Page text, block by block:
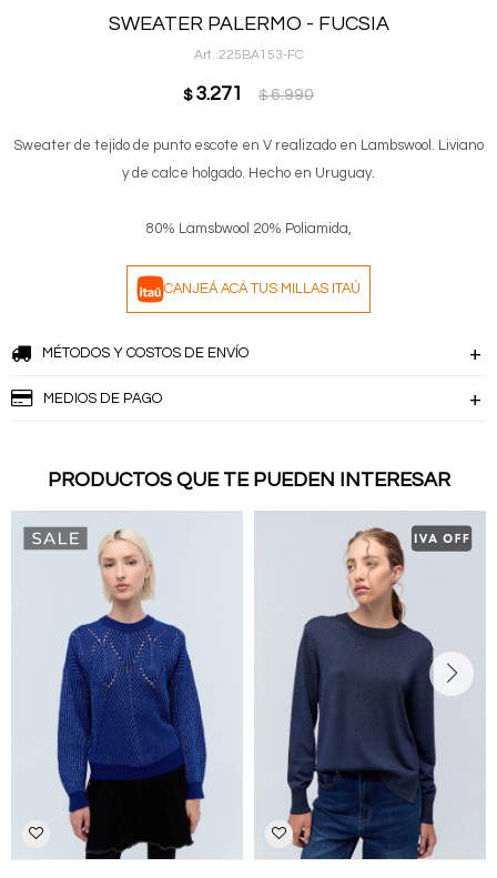
SWEATER PALERMO - FUCSIA
225BA153-FC
$ 3.271 $ 6.990
Sweater de tejido de punto escote en V realizado en Lambswool. Liviano
y de calce holgado. Hecho en Uruguay.
80% Lamsbwool 20% Poliamida,
CANJEÁ ACÁ TUS MILLAS ITAÚ
MÉTODOS Y COSTOS DE ENVÍO
MEDIOS DE PAGO
PRODUCTOS QUE TE PUEDEN INTERESAR